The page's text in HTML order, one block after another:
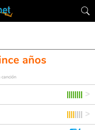
años
canción